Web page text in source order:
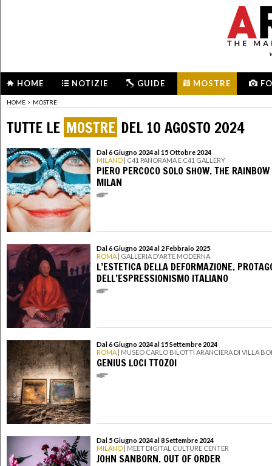
HOME NOTIZIE GUIDE MOSTRE
HOME > MOSTRE
TUTTE LE MOSTRE DEL 10 AGOSTO 2024
Dal 6 Giugno 2024 al 15 Ottobre 2024
MILANO | C41 PANORAMA E C41 GALLERY
PIERO PERCOCO SOLO SHOW. THE
MILAN
Dal 6 Giugno 2024 al 2 Febbraio 2025
ROMA | GALLERIA D'ARTE MODERNA
L’ESTETICA DELLA DEFORMAZIONE.
DELL’ESPRESSIONISMO ITALIANO
Dal 6 Giugno 2024 al 15 Settembre 2024
ROMA | MUSEO CARLO BILOTTI ARANCIERA DI VILLA
GENIUS LOCI TTOZOI
Dal 5 Giugno 2024 al 8 Settembre 2024
MILANO | MEET DIGITAL CULTURE CENTER
JOHN SANBORN. OUT OF ORDER